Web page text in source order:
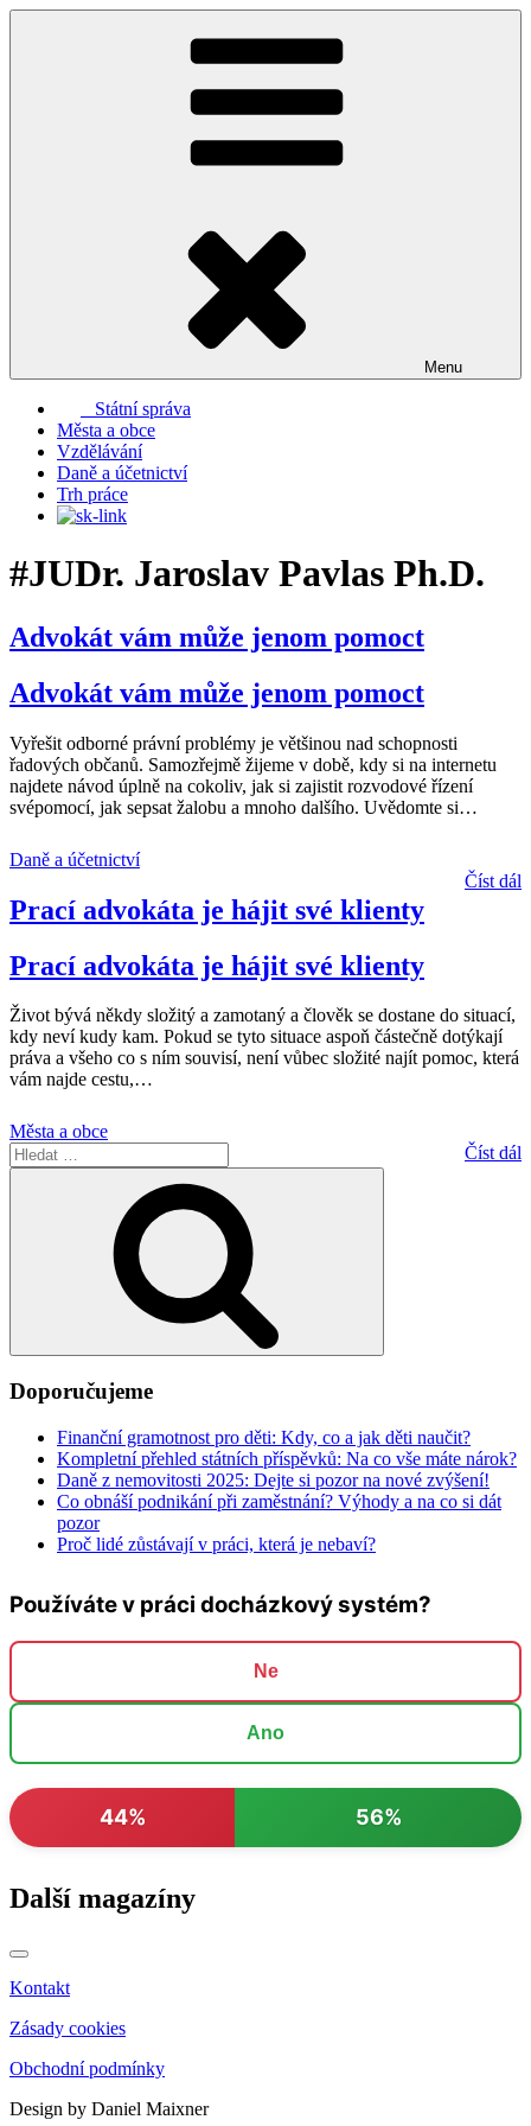
Přejít
Menu
Státní správa
Města a obce
Vzdělávání
Daně a účetnictví
Trh práce
#JUDr. Jaroslav Pavlas Ph.D.
Advokát vám může jenom pomoct
Advokát vám může jenom pomoct
Vyřešit odborné právní problémy je většinou nad schopnosti
řadových občanů. Samozřejmě žijeme v době, kdy si na internetu
najdete návod úplně na cokoliv, jak si zajistit rozvodové řízení
svépomocí, jak sepsat žalobu a mnoho dalšího. Uvědomte si…
Daně a účetnictví
Číst dál
Prací advokáta je hájit své klienty
Prací advokáta je hájit své klienty
Život bývá někdy složitý a zamotaný a člověk se dostane do situací,
kdy neví kudy kam. Pokud se tyto situace aspoň částečně dotýkají
práva a všeho co s ním souvisí, není vůbec složité najít pomoc, která
vám najde cestu,…
Města a obce
Číst dál
Hledat:
Doporučujeme
Finanční gramotnost pro děti: Kdy, co a jak děti naučit?
Kompletní přehled státních příspěvků: Na co vše máte nárok?
Daně z nemovitosti 2025: Dejte si pozor na nové zvýšení!
Co obnáší podnikání při zaměstnání? Výhody a na co si dát
pozor
Proč lidé zůstávají v práci, která je nebaví?
Používáte v práci docházkový systém?
Ne
Ano
44% 56%
Další magazíny
Kontakt
Zásady cookies
Obchodní podmínky
Design by Daniel Maixner